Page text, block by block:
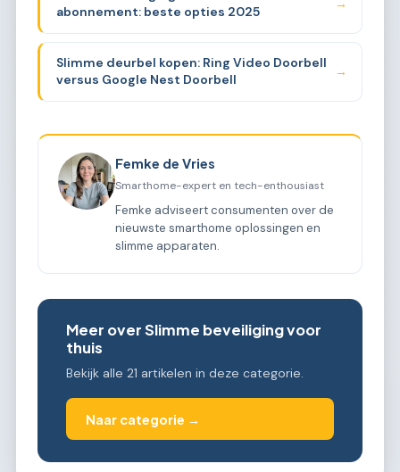
abonnement: beste opties 2025
→
Slimme deurbel kopen: Ring Video Doorbell
versus Google Nest Doorbell
→
Femke de Vries
Smarthome-expert en tech-enthousiast
Femke adviseert consumenten over de
nieuwste smarthome oplossingen en
slimme apparaten.
Meer over Slimme beveiliging voor
thuis
Bekijk alle 21 artikelen in deze categorie.
Naar categorie →